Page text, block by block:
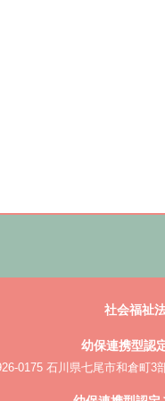
社会福祉
幼保連携型認
0175 石川県七尾市和倉町3